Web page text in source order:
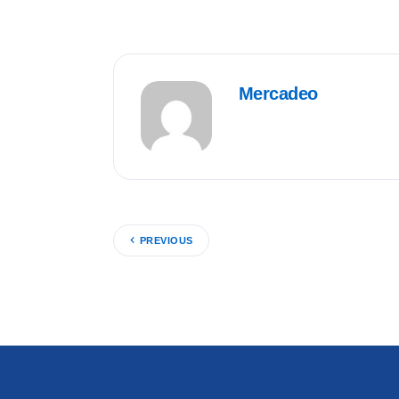
Mercadeo
PREVIOUS